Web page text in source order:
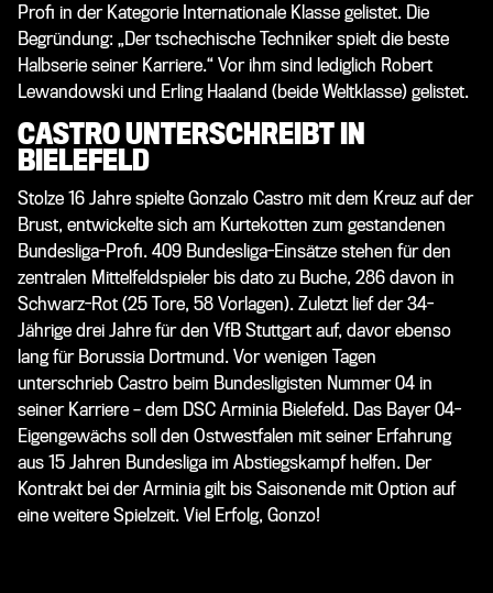
Profi in der Kategorie Internationale Klasse gelistet. Die
Begründung: „Der tschechische Techniker spielt die beste
Halbserie seiner Karriere.“ Vor ihm sind lediglich Robert
Lewandowski und Erling Haaland (beide Weltklasse) gelistet.
CASTRO UNTERSCHREIBT IN
BIELEFELD
Stolze 16 Jahre spielte Gonzalo Castro mit dem Kreuz auf der
Brust, entwickelte sich am Kurtekotten zum gestandenen
Bundesliga-Profi. 409 Bundesliga-Einsätze stehen für den
zentralen Mittelfeldspieler bis dato zu Buche, 286 davon in
Schwarz-Rot (25 Tore, 58 Vorlagen). Zuletzt lief der 34-
Jährige drei Jahre für den VfB Stuttgart auf, davor ebenso
lang für Borussia Dortmund. Vor wenigen Tagen
unterschrieb Castro beim Bundesligisten Nummer 04 in
seiner Karriere – dem DSC Arminia Bielefeld. Das Bayer 04-
Eigengewächs soll den Ostwestfalen mit seiner Erfahrung
aus 15 Jahren Bundesliga im Abstiegskampf helfen. Der
Kontrakt bei der Arminia gilt bis Saisonende mit Option auf
eine weitere Spielzeit. Viel Erfolg, Gonzo!